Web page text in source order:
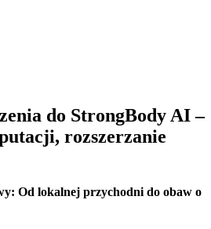
do StrongBody AI –
rozszerzanie
Od lokalnej przychodni do obaw o